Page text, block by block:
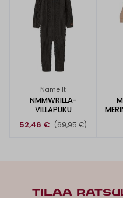
Name It
NMMWRILLA-
VILLAPUKU
52,46 € (69,95 €)
TILAA